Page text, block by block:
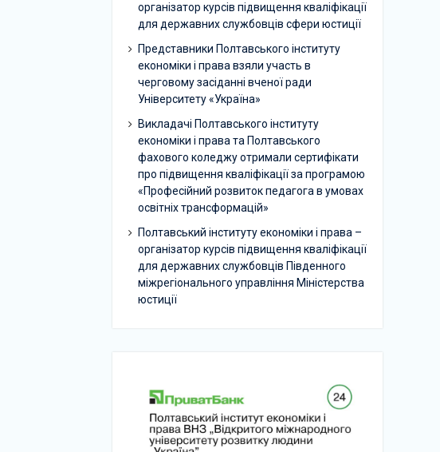
організатор курсів підвищення кваліфікації
для державних службовців сфери юстиції
Представники Полтавського інституту
економіки і права взяли участь в
черговому засіданні вченої ради
Університету «Україна»
Викладачі Полтавського інституту
економіки і права та Полтавського
фахового коледжу отримали сертифікати
про підвищення кваліфікації за програмою
«Професійний розвиток педагога в умовах
освітніх трансформацій»
Полтавський інституту економіки і права –
організатор курсів підвищення кваліфікації
для державних службовців Південного
міжрегіонального управління Міністерства
юстиції